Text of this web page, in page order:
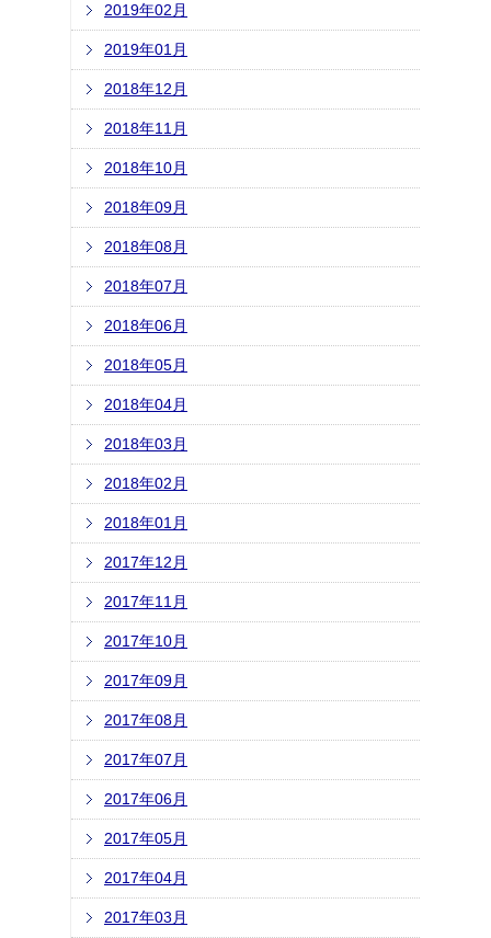
2019年02月
2019年01月
2018年12月
2018年11月
2018年10月
2018年09月
2018年08月
2018年07月
2018年06月
2018年05月
2018年04月
2018年03月
2018年02月
2018年01月
2017年12月
2017年11月
2017年10月
2017年09月
2017年08月
2017年07月
2017年06月
2017年05月
2017年04月
2017年03月